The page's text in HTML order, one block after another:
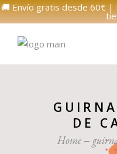
🚚 Envío gratis desde 60€ |
DE
Home